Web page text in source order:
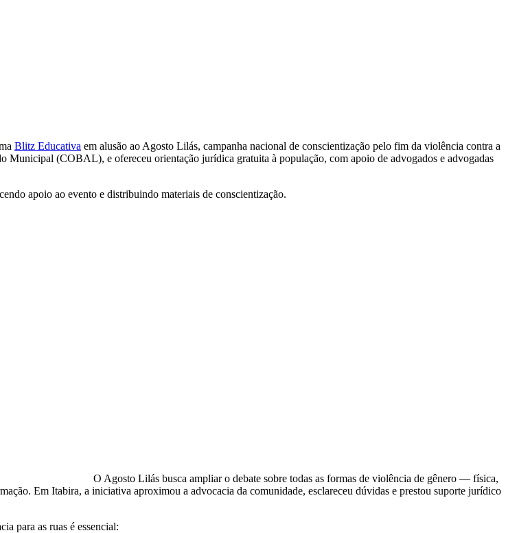
Blitz Educativa em alusão ao Agosto Lilás, campanha nacional de conscientização pelo fim da violência contra a
Municipal (COBAL), e ofereceu orientação jurídica gratuita à população, com apoio de advogados e advogadas
apoio ao evento e distribuindo materiais de conscientização.
O Agosto Lilás busca ampliar o debate sobre todas as formas de violência de gênero — física,
Em Itabira, a iniciativa aproximou a advocacia da comunidade, esclareceu dúvidas e prestou suporte jurídico
para as ruas é essencial: